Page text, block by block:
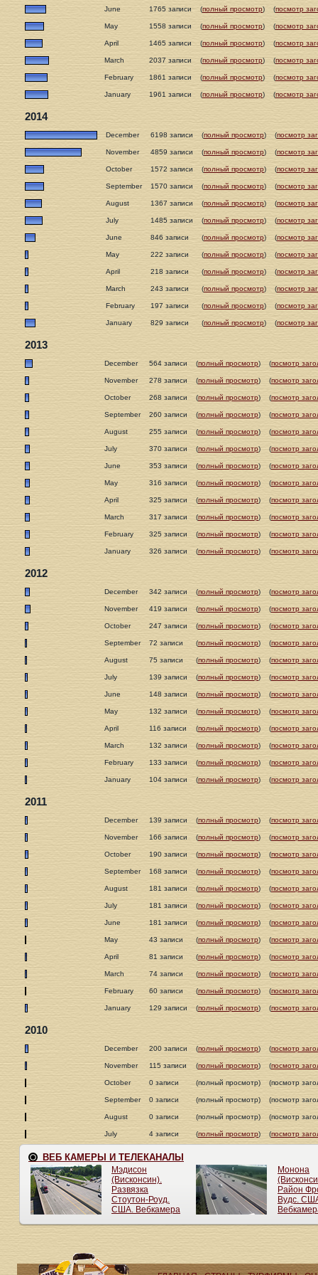
June 1765 записи (полный просмотр) (посмотр
May 1558 записи (полный просмотр) (посмотр
April 1465 записи (полный просмотр) (посмотр
March 2037 записи (полный просмотр) (посмотр
February 1861 записи (полный просмотр) (посмотр
January 1961 записи (полный просмотр) (посмотр
2014
December 6198 записи (полный просмотр) (посмотр
November 4859 записи (полный просмотр) (посмотр
October 1572 записи (полный просмотр) (посмотр
September 1570 записи (полный просмотр) (посмотр
August 1367 записи (полный просмотр) (посмотр
July 1485 записи (полный просмотр) (посмотр
June 846 записи (полный просмотр) (посмотр
May 222 записи (полный просмотр) (посмотр
April 218 записи (полный просмотр) (посмотр
March 243 записи (полный просмотр) (посмотр
February 197 записи (полный просмотр) (посмотр
January 829 записи (полный просмотр) (посмотр
2013
December 564 записи (полный просмотр) (посмотр
November 278 записи (полный просмотр) (посмотр
October 268 записи (полный просмотр) (посмотр
September 260 записи (полный просмотр) (посмотр
August 255 записи (полный просмотр) (посмотр
July 370 записи (полный просмотр) (посмотр
June 353 записи (полный просмотр) (посмотр
May 316 записи (полный просмотр) (посмотр
April 325 записи (полный просмотр) (посмотр
March 317 записи (полный просмотр) (посмотр
February 325 записи (полный просмотр) (посмотр
January 326 записи (полный просмотр) (посмотр
2012
December 342 записи (полный просмотр) (посмотр
November 419 записи (полный просмотр) (посмотр
October 247 записи (полный просмотр) (посмотр
September 72 записи (полный просмотр) (посмотр
August 75 записи (полный просмотр) (посмотр
July 139 записи (полный просмотр) (посмотр
June 148 записи (полный просмотр) (посмотр
May 132 записи (полный просмотр) (посмотр
April 116 записи (полный просмотр) (посмотр
March 132 записи (полный просмотр) (посмотр
February 133 записи (полный просмотр) (посмотр
January 104 записи (полный просмотр) (посмотр
2011
December 139 записи (полный просмотр) (посмотр
November 166 записи (полный просмотр) (посмотр
October 190 записи (полный просмотр) (посмотр
September 168 записи (полный просмотр) (посмотр
August 181 записи (полный просмотр) (посмотр
July 181 записи (полный просмотр) (посмотр
June 181 записи (полный просмотр) (посмотр
May 43 записи (полный просмотр) (посмотр
April 81 записи (полный просмотр) (посмотр
March 74 записи (полный просмотр) (посмотр
February 60 записи (полный просмотр) (посмотр
January 129 записи (полный просмотр) (посмотр
2010
December 200 записи (полный просмотр) (посмотр
November 115 записи (полный просмотр) (посмотр
October 0 записи (полный просмотр) (посмотр
September 0 записи (полный просмотр) (посмотр
August 0 записи (полный просмотр) (посмотр
July 4 записи (полный просмотр) (посмотр